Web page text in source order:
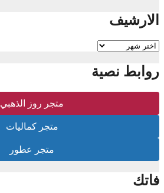
الارشيف
الارشيف
روابط نصية
متجر روز الذهبي
متجر كماليات
متجر عطور
فاتك